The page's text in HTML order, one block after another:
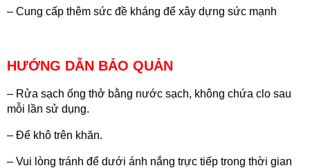
– Cung cấp thêm sức đề kháng để xây dựng sức mạnh
HƯỚNG DẪN BẢO QUẢN
– Rửa sạch ống thở bằng nước sạch, không chứa clo sau
mỗi lần sử dụng.
– Để khô trên khăn.
– Vui lòng tránh để dưới ánh nắng trực tiếp trong thời gian